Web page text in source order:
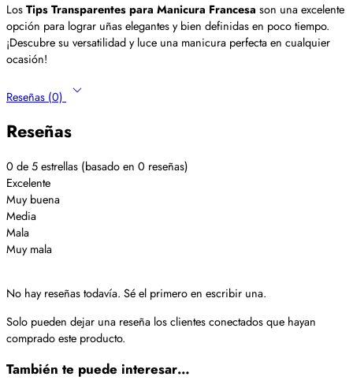
LosTips Transparentes para Manicura Francesa son una excelente
opción para lograr uñas elegantes y bien definidas en poco tiempo.
¡Descubre su versatilidad y luce una manicura perfecta en cualquier
ocasión!
Reseñas (0)
Reseñas
0 de 5 estrellas (basado en 0 reseñas)
Excelente
Muy buena
Media
Mala
Muy mala
No hay reseñas todavía. Sé el primero en escribir una.
Solo pueden dejar una reseña los clientes conectados que hayan
comprado este producto.
También te puede interesar…